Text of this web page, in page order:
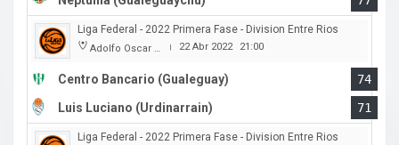
Liga Federal - 2022 Primera Fase - Division Entre Rios
Adolfo Oscar Capurro | 22 Abr 2022 21:00
Centro Bancario (Gualeguay)
74
Luis Luciano (Urdinarrain)
71
Liga Federal - 2022 Primera Fase - Division Entre Rios